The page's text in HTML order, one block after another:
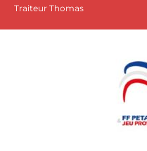
Traiteur Thomas